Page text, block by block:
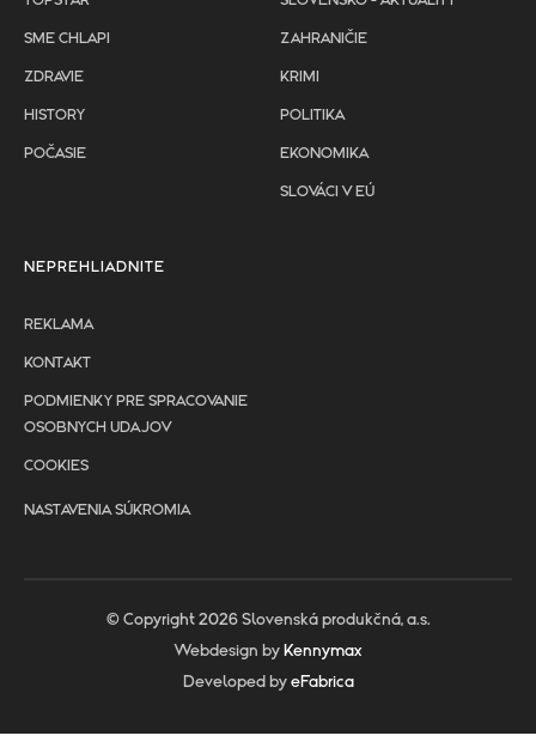
SME CHLAPI
ZDRAVIE
HISTORY
POČASIE
ZAHRANIČIE
KRIMI
POLITIKA
EKONOMIKA
SLOVÁCI V EÚ
NEPREHLIADNITE
REKLAMA
KONTAKT
PODMIENKY PRE SPRACOVANIE
OSOBNYCH UDAJOV
COOKIES
NASTAVENIA SÚKROMIA
© Copyright 2026 Slovenská produkčná, a.s.
Webdesign by Kennymax
Developed by eFabrica